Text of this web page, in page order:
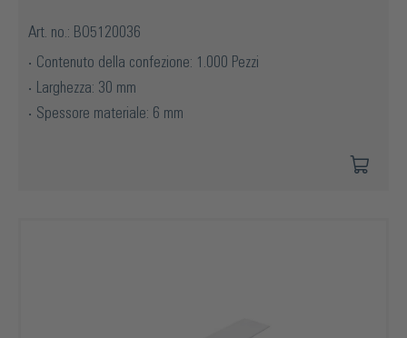
Art. no.: BO5120036
Contenuto della confezione: 1.000 Pezzi
Larghezza: 30 mm
Spessore materiale: 6 mm